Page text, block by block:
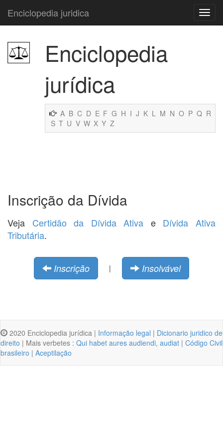
Enciclopedia juridica
Enciclopedia
jurídica
A B C D E F G H I J K L M N O P Q R
S T U V W X Y Z
Inscrição da Dívida
Veja Certidão da Dívida Ativa e Dívida Ativa
Tributária.
Inscrição | Insolvável
2020 Enciclopedia jurídica | Informação legal | Dicionario juridico de
direito | Mais verbetes : Qui habet aures audiendi, audiat | Código Civil
brasileiro | Aceptilação